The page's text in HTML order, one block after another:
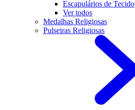
Escapulários de Tecido
Ver todos
Medalhas Religiosas
Pulseiras Religiosas